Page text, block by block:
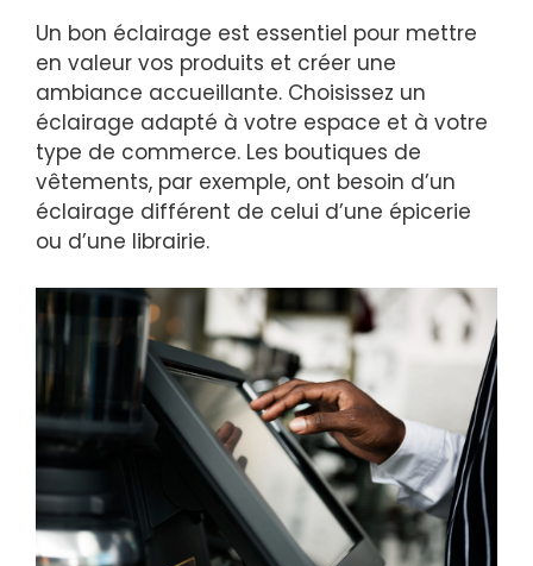
Un bon éclairage est essentiel pour mettre
en valeur vos produits et créer une
ambiance accueillante. Choisissez un
éclairage adapté à votre espace et à votre
type de commerce. Les boutiques de
vêtements, par exemple, ont besoin d’un
éclairage différent de celui d’une épicerie
ou d’une librairie.